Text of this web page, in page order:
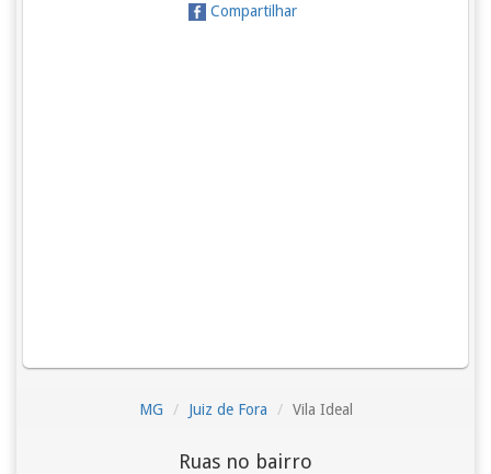
Compartilhar
MG Juiz de Fora Vila Ideal
Ruas no bairro